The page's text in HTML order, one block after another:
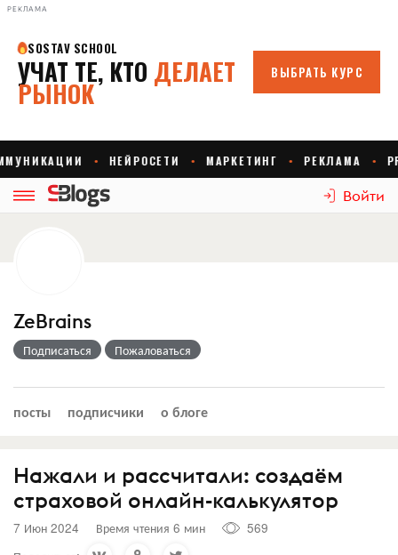
РЕКЛАМА
Войти
ZeBrains
Подписаться Пожаловаться
посты подписчики о блоге
Нажали и рассчитали: создаём
страховой онлайн-калькулятор
7 Июн 2024 Время чтения 6 мин
569